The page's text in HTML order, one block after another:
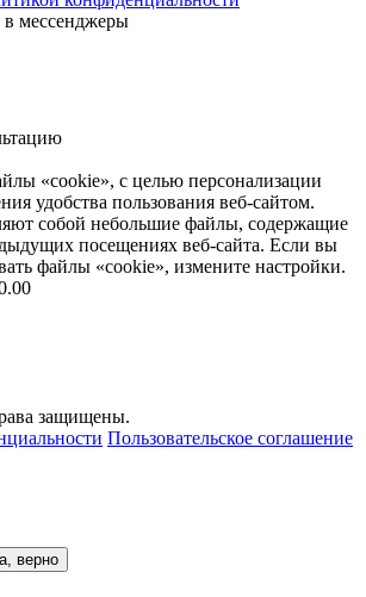
в мессенджеры
«cookie», с целью персонализации
удобства пользования веб-сайтом.
собой небольшие файлы, содержащие
посещениях веб-сайта. Если вы
файлы «cookie», измените настройки.
защищены.
Пользовательское соглашение
верно